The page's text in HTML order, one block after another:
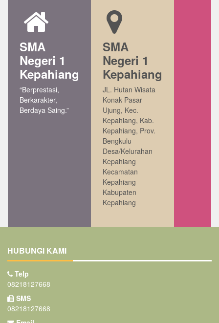
SMA
Negeri 1
Kepahiang
“Berprestasi,
Berkarakter,
Berdaya Saing.”
SMA
Negeri 1
Kepahiang
JL. Hutan Wisata
Konak Pasar
Ujung, Kec.
Kepahiang, Kab.
Kepahiang, Prov.
Bengkulu
Desa/Kelurahan
Kepahiang
Kecamatan
Kepahiang
Kabupaten
Kepahiang
HUBUNGI KAMI
Telp
08218127668
SMS
08218127668